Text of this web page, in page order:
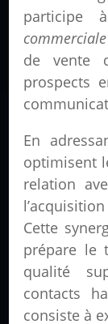
participe
de vente
prospects
En
optimisent
relation
Cette
prépare le
qualité
contacts
consiste à